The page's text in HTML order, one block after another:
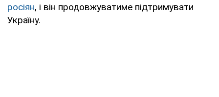
росіян, і він продовжуватиме підтримувати
Україну.